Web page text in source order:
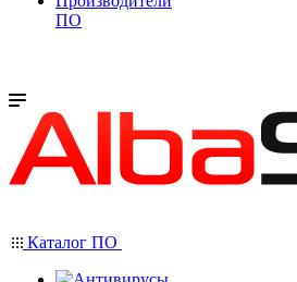
ПО
Каталог ПО